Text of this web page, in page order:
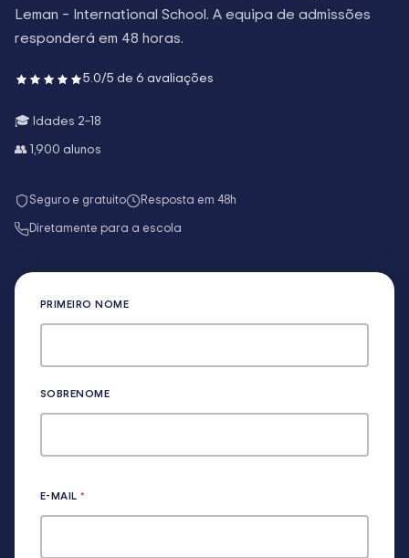
Leman – International School . A equipa de admissões
responderá em 48 horas.
5.0/5 de 6 avaliações
🎓 Idades 2–18
👥 1,900 alunos
Seguro e gratuito Resposta em 48h
Diretamente para a escola
PRIMEIRO NOME
SOBRENOME
E-MAIL*